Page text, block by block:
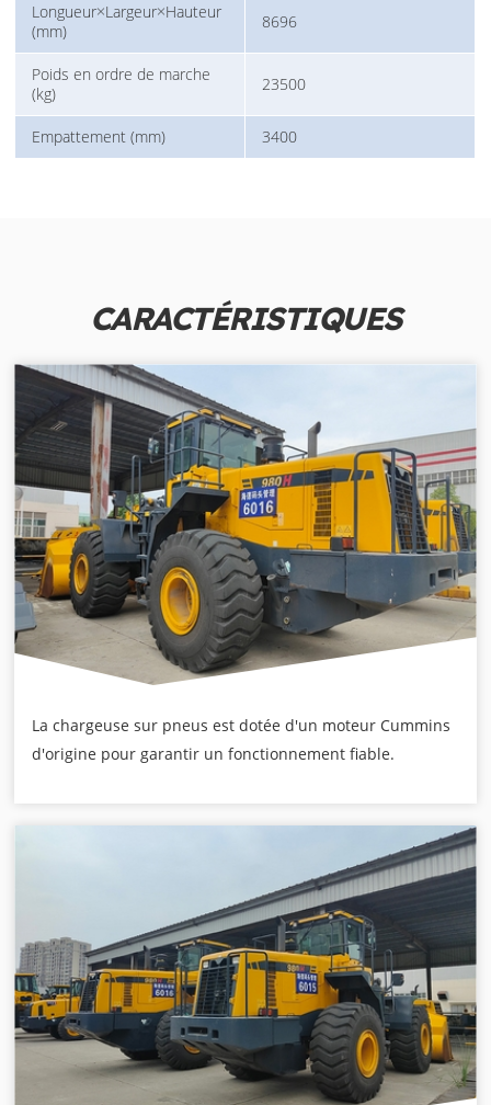
Longueur×Largeur×Hauteur
(mm)
8696
Poids en ordre de marche
(kg)
23500
Empattement (mm) 3400
CARACTÉRISTIQUES
La chargeuse sur pneus est dotée d'un moteur Cummins
d'origine pour garantir un fonctionnement fiable.